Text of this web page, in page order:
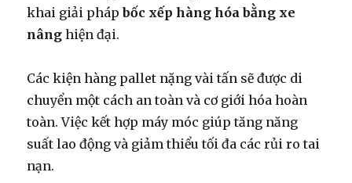
khai giải phápbốc xếp hàng hóa bằng xe
nâng hiện đại.
Các kiện hàng pallet nặng vài tấn sẽ được di
chuyển một cách an toàn và cơ giới hóa hoàn
toàn. Việc kết hợp máy móc giúp tăng năng
suất lao động và giảm thiểu tối đa các rủi ro tai
nạn.